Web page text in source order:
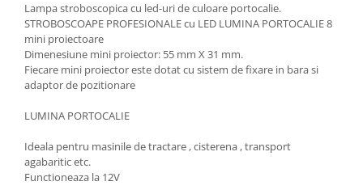
Lampa stroboscopica cu led-uri de culoare portocalie.
STROBOSCOAPE PROFESIONALE cu LED LUMINA PORTOCALIE 8
mini proiectoare
Dimenesiune mini proiector: 55 mm X 31 mm.
Fiecare mini proiector este dotat cu sistem de fixare in bara si
adaptor de pozitionare
LUMINA PORTOCALIE
Ideala pentru masinile de tractare , cisterena , transport
agabaritic etc.
Functioneaza la 12V